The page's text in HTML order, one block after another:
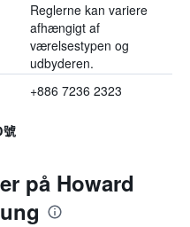
Reglerne kan variere
afhængigt af
værelsestypen og
udbyderen.
+886 7236 2323
號
på Howard